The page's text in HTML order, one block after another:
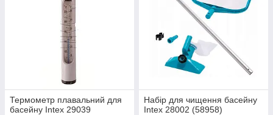
Термометр плавальний для
басейну Intex 29039
Набір для чищення басейну
Intex 28002 (58958)